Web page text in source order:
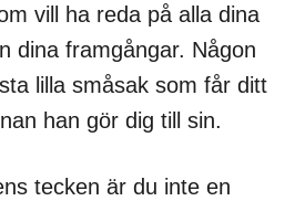
vill ha reda på alla dina
dina framgångar. Någon
lilla småsak som får ditt
han gör dig till sin.
tecken är du inte en